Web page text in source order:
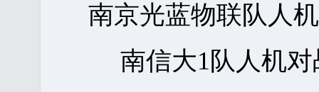
南京光蓝物联队人
南信大1队人机